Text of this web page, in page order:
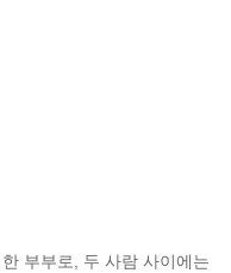
부부로, 두 사람 사이에는